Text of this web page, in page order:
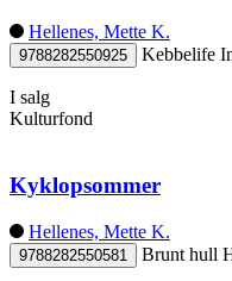
Hellenes, Mette K.
9788282550925 Kebbelife
I salg
Kulturfond
Kyklopsommer
Hellenes, Mette K.
9788282550581 Brunt hull